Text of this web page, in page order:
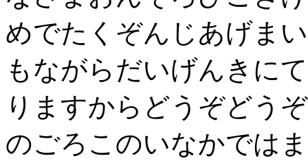
めでたくぞんじあげま
もながらだいげんきに
りますからどうぞどう
のごろこのいなかでは